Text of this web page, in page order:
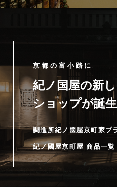
京都の富小路に
紀ノ国屋の新
ショップが誕生
調進所紀ノ國屋京町家ブ
紀ノ國屋京町屋 商品一覧